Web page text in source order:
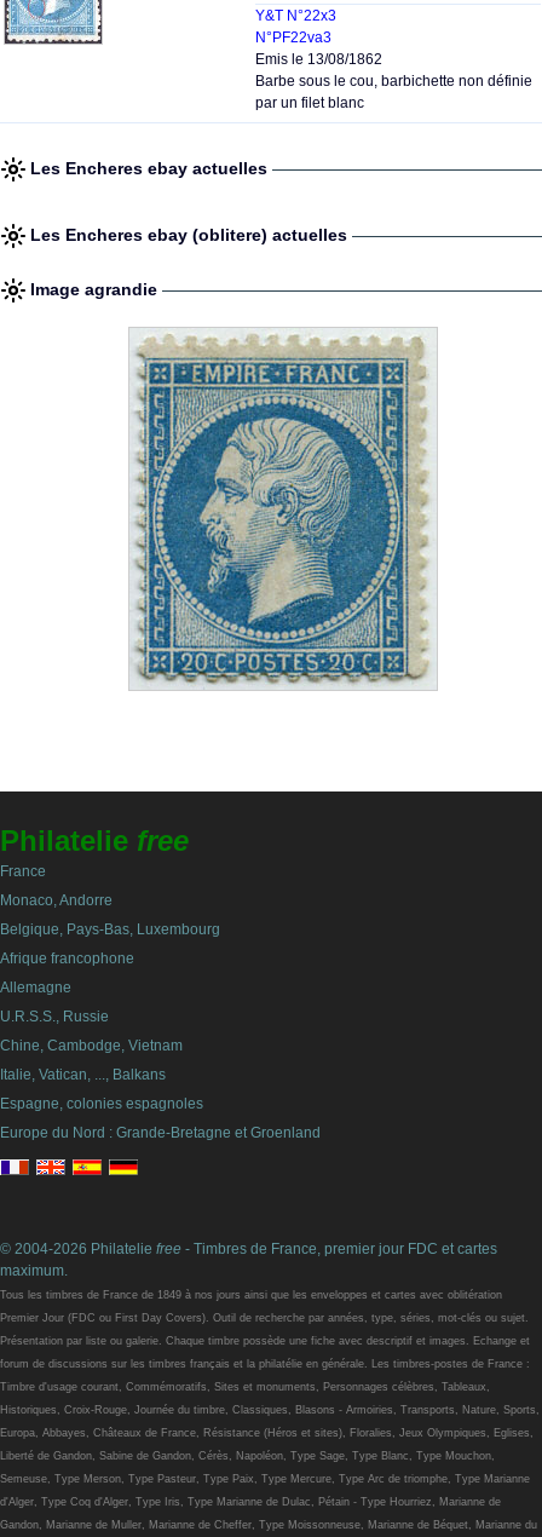
Y&T N°22x3
N°PF22va3
Emis le 13/08/1862
Barbe sous le cou, barbichette non définie
par un filet blanc
Les Encheres ebay actuelles
Les Encheres ebay (oblitere) actuelles
Image agrandie
Philatelie free
France
Monaco, Andorre
Belgique, Pays-Bas, Luxembourg
Afrique francophone
Allemagne
U.R.S.S., Russie
Chine, Cambodge, Vietnam
Italie, Vatican, ..., Balkans
Espagne, colonies espagnoles
Europe du Nord : Grande-Bretagne et Groenland
© 2004-2026 Philatelie free - Timbres de France, premier jour FDC et cartes
maximum.
Tous les timbres de France de 1849 à nos jours ainsi que les enveloppes et cartes avec oblitération
Premier Jour (FDC ou First Day Covers). Outil de recherche par années, type, séries, mot-clés ou sujet.
Présentation par liste ou galerie. Chaque timbre possède une fiche avec descriptif et images. Echange et
forum de discussions sur les timbres français et la philatélie en générale. Les timbres-postes de France :
Timbre d'usage courant, Commémoratifs, Sites et monuments, Personnages célèbres, Tableaux,
Historiques, Croix-Rouge, Journée du timbre, Classiques, Blasons - Armoiries, Transports, Nature, Sports,
Europa, Abbayes, Châteaux de France, Résistance (Héros et sites), Floralies, Jeux Olympiques, Eglises,
Liberté de Gandon, Sabine de Gandon, Cérès, Napoléon, Type Sage, Type Blanc, Type Mouchon,
Semeuse, Type Merson, Type Pasteur, Type Paix, Type Mercure, Type Arc de triomphe, Type Marianne
d'Alger, Type Coq d'Alger, Type Iris, Type Marianne de Dulac, Pétain - Type Hourriez, Marianne de
Gandon, Marianne de Muller, Marianne de Cheffer, Type Moissonneuse, Marianne de Béquet, Marianne du